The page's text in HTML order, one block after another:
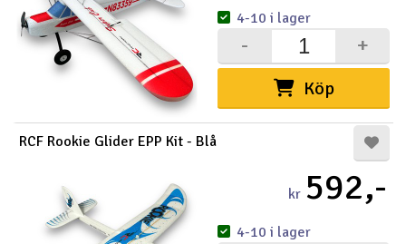
Köp
+
-
4-10 i lager
RCF Rookie Glider EPP Kit - Blå
kr 592,-
4-10 i lager